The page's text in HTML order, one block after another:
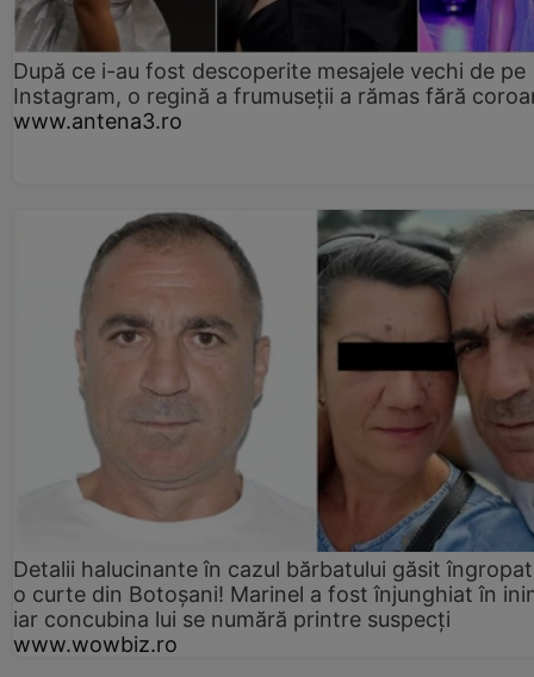
După ce i-au fost descoperite mesajele vechi de pe
Instagram, o regină a frumuseții a rămas fără
www.antena3.ro
Detalii halucinante în cazul bărbatului găsit
o curte din Botoșani! Marinel a fost înjunghiat în
iar concubina lui se numără printre suspecți
www.wowbiz.ro